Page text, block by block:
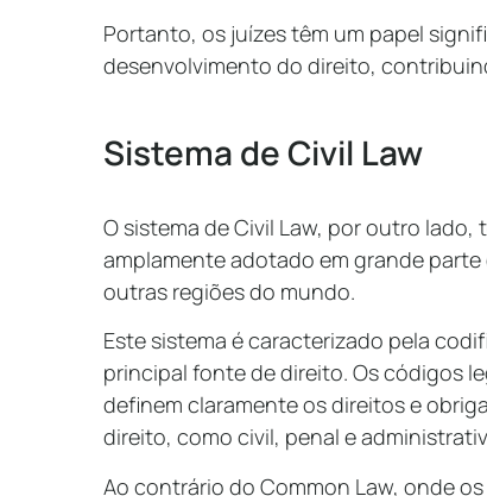
Portanto, os juízes têm um papel
desenvolvimento do direito,
Sistema de Civil Law
O sistema de Civil Law, por outro
amplamente adotado em grande
outras regiões do mundo.
Este sistema é caracterizado pela
principal fonte de direito. Os códigos
definem claramente os direitos e
direito, como civil, penal e
Ao contrário do Common Law, onde